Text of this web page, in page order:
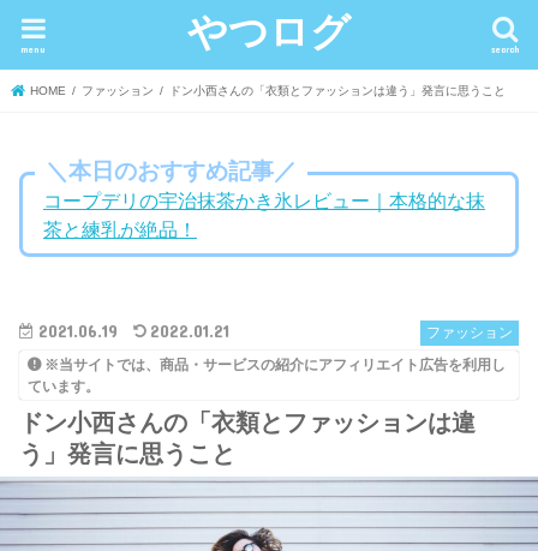
やつログ search
menu
HOME ファッション ドン小西さんの「衣類とファッションは違う」発言に思うこと
＼本日のおすすめ記事／
コープデリの宇治抹茶かき氷レビュー｜本格的な抹
茶と練乳が絶品！
ファッション
2021.06.19 2022.01.21
※当サイトでは、商品・サービスの紹介にアフィリエイト広告を利用し
ています。
ドン小西さんの「衣類とファッションは違
う」発言に思うこと